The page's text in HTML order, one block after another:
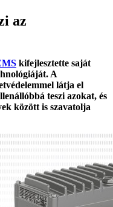
az
kifejlesztette saját
A
látja el
teszi azokat, és
között is szavatolja